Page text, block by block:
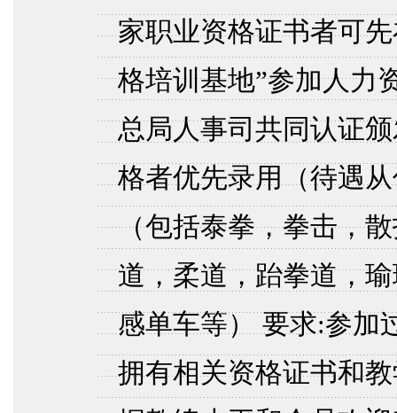
家职业资格证书者可
格培训基地”参加人力
总局人事司共同认证
格者优先录用（待遇
（包括泰拳，拳击，
道，柔道，跆拳道，
感单车等） 要求:参加
拥有相关资格证书和